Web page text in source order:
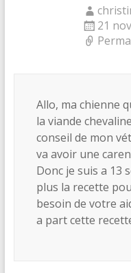
21
Allo, ma chienne
la viande
conseil de mon
va avoir une
Donc je suis a 13
plus la recette
besoin de votre
a part cette